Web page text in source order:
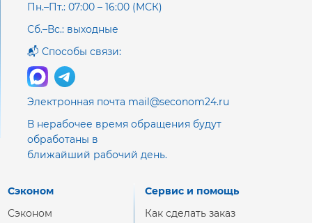
Пн.–Пт.: 07:00 – 16:00 (МСК)
Сб.–Вс.: выходные
📬 Способы связи:
Электронная почта mail@seconom24.ru
В нерабочее время обращения будут
обработаны в
ближайший рабочий день.
Сэконом
Сэконом
Сервис и помощь
Как сделать заказ